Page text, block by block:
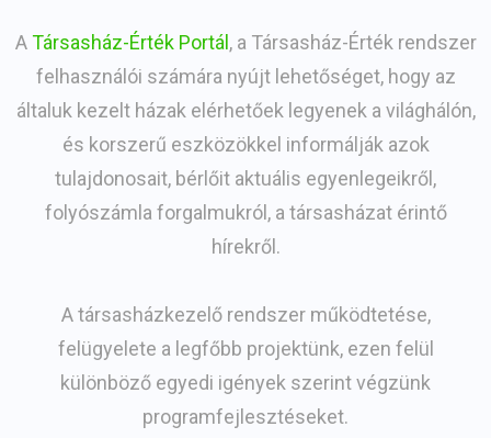
ATársasház-Érték Portál , a Társasház-Érték rendszer
felhasználói számára nyújt lehetőséget, hogy az
általuk kezelt házak elérhetőek legyenek a világhálón,
és korszerű eszközökkel informálják azok
tulajdonosait, bérlőit aktuális egyenlegeikről,
folyószámla forgalmukról, a társasházat érintő
hírekről.
A társasházkezelő rendszer működtetése,
felügyelete a legfőbb projektünk, ezen felül
különböző egyedi igények szerint végzünk
programfejlesztéseket.